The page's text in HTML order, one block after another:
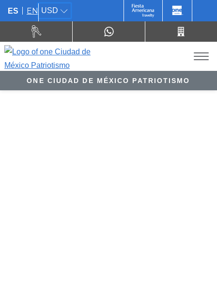
ES EN USD
ONE CIUDAD DE MÉXICO PATRIOTISMO